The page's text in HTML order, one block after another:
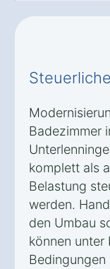
Badezimmer
komplett als
Belastung
werden.
den Umbau
können unter